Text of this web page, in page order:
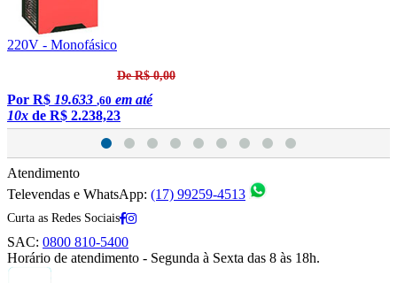
220V - Monofásico
De R$ 0,00
Por R$ 19.633 ,60 em até
10x de R$ 2.238,23
Atendimento
Televendas e WhatsApp: (17) 99259-4513
Curta as Redes Sociais
SAC: 0800 810-5400
Horário de atendimento - Segunda à Sexta das 8 às 18h.